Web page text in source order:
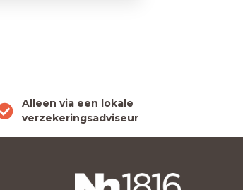
Alleen via een lokale
verzekeringsadviseur